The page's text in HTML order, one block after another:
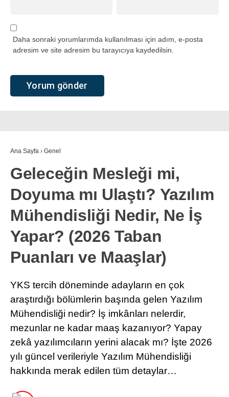
Daha sonraki yorumlarımda kullanılması için adım, e-posta
adresim ve site adresim bu tarayıcıya kaydedilsin.
Ana Sayfa › Genel
Geleceğin Mesleği mi,
Doyuma mı Ulaştı? Yazılım
Mühendisliği Nedir, Ne İş
Yapar? (2026 Taban
Puanları ve Maaşlar)
YKS tercih döneminde adayların en çok
araştırdığı bölümlerin başında gelen Yazılım
Mühendisliği nedir? İş imkânları nelerdir,
mezunlar ne kadar maaş kazanıyor? Yapay
zekâ yazılımcıların yerini alacak mı? İşte 2026
yılı güncel verileriyle Yazılım Mühendisliği
hakkında merak edilen tüm detaylar…